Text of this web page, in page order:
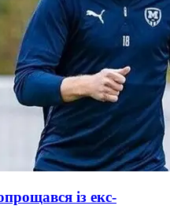
із екс-